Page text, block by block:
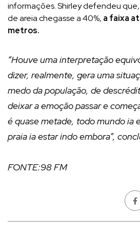
informações. Shirley defendeu
de areia chegasse a 40%, a faixa
metros.
“Houve uma interpretação
dizer, realmente, gera uma
medo da população, de
deixar a emoção passar e
é quase metade, todo mundo ia
praia ia estar indo embora”,
FONTE:98 FM